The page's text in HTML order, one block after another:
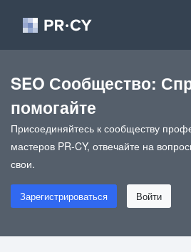
SEO Сообщество:
помогайте
Присоединяйтесь к сообществу
мастеров PR-CY, отвечайте на
свои.
Зарегистрироваться Войти